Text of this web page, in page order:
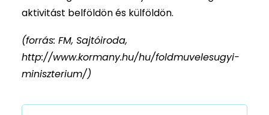
aktivitást belföldön és külföldön.
(forrás: FM, Sajtóiroda,
http://www.kormany.hu/hu/foldmuvelesugyi-
miniszterium/)